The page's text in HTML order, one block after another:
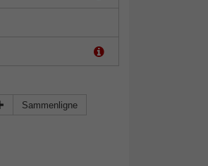
Sammenligne